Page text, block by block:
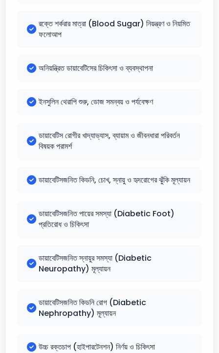
রক্তে শর্করার মাত্রা (Blood Sugar) নিয়ন্ত্রণ ও নিয়মিত
ফলোআপ
অনিয়ন্ত্রিত ডায়াবেটিসের চিকিৎসা ও ব্যবস্থাপনা
ইনসুলিন থেরাপি শুরু, ডোজ সমন্বয় ও পর্যবেক্ষণ
ডায়াবেটিস রোগীর খাদ্যাভ্যাস, ব্যায়াম ও জীবনধারা পরিবর্তন
বিষয়ক পরামর্শ
ডায়াবেটিসজনিত কিডনি, চোখ, স্নায়ু ও হৃদরোগের ঝুঁকি মূল্যায়ন
ডায়াবেটিসজনিত পায়ের সমস্যা (Diabetic Foot)
প্রতিরোধ ও চিকিৎসা
ডায়াবেটিসজনিত স্নায়ুর সমস্যা (Diabetic
Neuropathy) মূল্যায়ন
ডায়াবেটিসজনিত কিডনি রোগ (Diabetic
Nephropathy) মূল্যায়ন
উচ্চ রক্তচাপ (হাইপারটেনশন) নির্ণয় ও চিকিৎসা